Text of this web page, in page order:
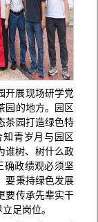
开展现场研学党
园的地方。园区
茶园打造绿色特
青岁月与园区
谁树、树什么政
确政绩观必须坚
要秉持绿色发展
要传承先辈实干
足岗位。